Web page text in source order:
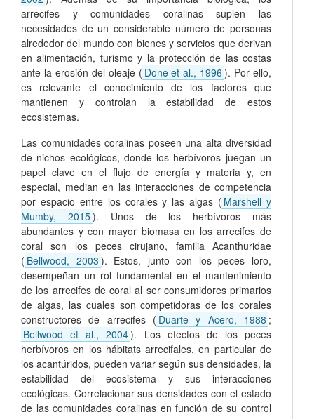
arrecifes y comunidades coralinas suplen las
necesidades de un considerable número de personas
alrededor del mundo con bienes y servicios que derivan
en alimentación, turismo y la protección de las costas
ante la erosión del oleaje ( Done et al., 1996 ). Por ello,
es relevante el conocimiento de los factores que
mantienen y controlan la estabilidad de estos
ecosistemas.
Las comunidades coralinas poseen una alta diversidad
de nichos ecológicos, donde los herbívoros juegan un
papel clave en el flujo de energía y materia y, en
especial, median en las interacciones de competencia
por espacio entre los corales y las algas ( Marshell y
Mumby, 2015). Unos de los herbívoros más
abundantes y con mayor biomasa en los arrecifes de
coral son los peces cirujano, familia Acanthuridae
( Bellwood, 2003 ). Estos, junto con los peces loro,
desempeñan un rol fundamental en el mantenimiento
de los arrecifes de coral al ser consumidores primarios
de algas, las cuales son competidoras de los corales
constructores de arrecifes ( Duarte y Acero, 1988 ;
Bellwood et al., 2004). Los efectos de los peces
herbívoros en los hábitats arrecifales, en particular de
los acantúridos, pueden variar según sus densidades, la
estabilidad del ecosistema y sus interacciones
ecológicas. Correlacionar sus densidades con el estado
de las comunidades coralinas en función de su control